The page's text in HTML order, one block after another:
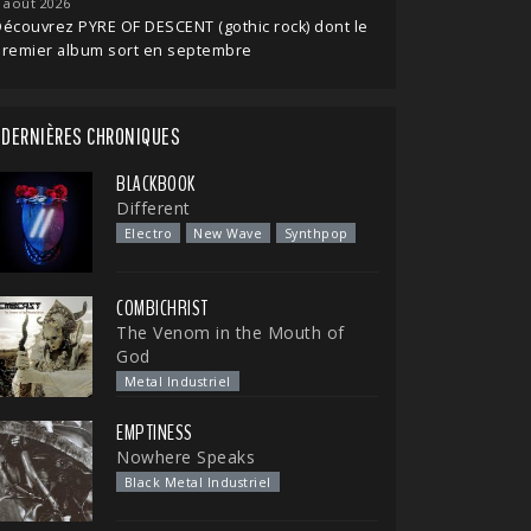
PYRE OF DESCENT (gothic rock) dont le
album sort en septembre
DERNIÈRES CHRONIQUES
BLACKBOOK
Different
Electro New Wave Synthpop
COMBICHRIST
The Venom in the Mouth of
God
Metal Industriel
EMPTINESS
Nowhere Speaks
Black Metal Industriel